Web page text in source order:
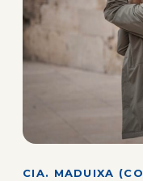
CIA. MADUIXA